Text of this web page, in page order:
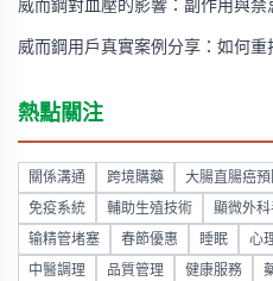
威而鋼對血壓的影響：副作用與禁
威而鋼用戶真實案例分享：如何
熱點關注
關係溝通 跨境購藥 大腸直腸癌預
免疫系統 輔助生殖技術 顯微外科
输精管堵塞 春節優惠 睡眠 心
中醫調理 品質管理 健康服務